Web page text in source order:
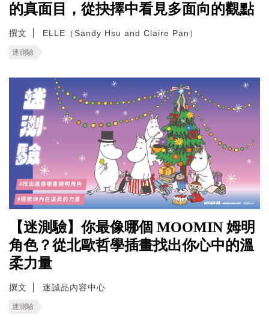
的真面目，從抉擇中看見多面向的觀點
撰文 ELLE（Sandy Hsu and Claire Pan）
迷測驗
【迷測驗】你最像哪個 MOOMIN 姆明
角色？從北歐哲學插畫找出你心中的溫
柔力量
撰文 迷誠品內容中心
迷測驗